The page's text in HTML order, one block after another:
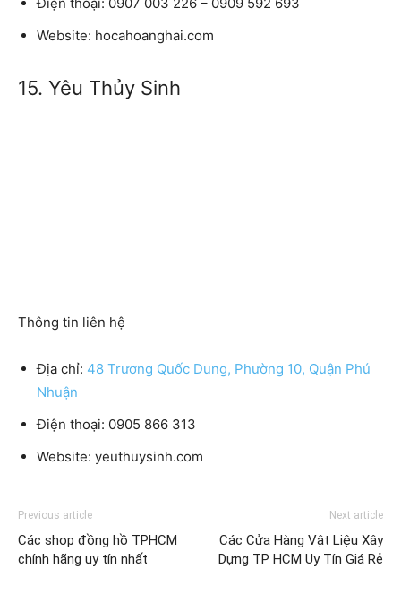
Website: hocahoanghai.com
15. Yêu Thủy Sinh
Thông tin liên hệ
Địa chỉ: 48 Trương Quốc Dung, Phường 10, Quận Phú
Nhuận
Điện thoại: 0905 866 313
Website: yeuthuysinh.com
Previous article
Các shop đồng hồ TPHCM
chính hãng uy tín nhất
Next article
Các Cửa Hàng Vật Liệu Xây
Dựng TP HCM Uy Tín Giá Rẻ